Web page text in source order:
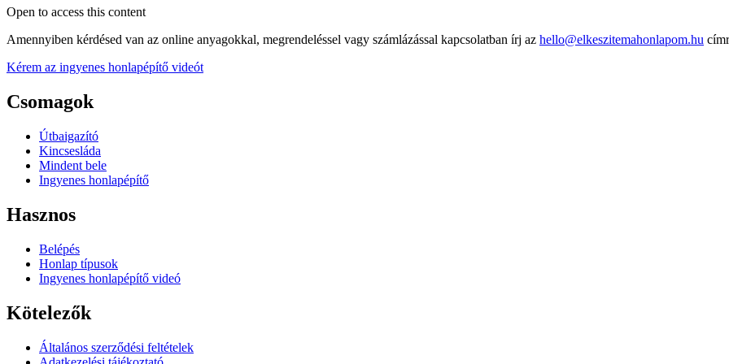
Open to access this content
Amennyiben kérdésed van az online anyagokkal, megrendeléssel vagy számlázással kapcsolatban írj az hello@elkeszitemahonlapom.hu
Kérem az ingyenes honlapépítő videót
Csomagok
Útbaigazító
Kincsesláda
Mindent bele
Ingyenes honlapépítő
Hasznos
Belépés
Honlap típusok
Ingyenes honlapépítő videó
Kötelezők
Általános szerződési feltételek